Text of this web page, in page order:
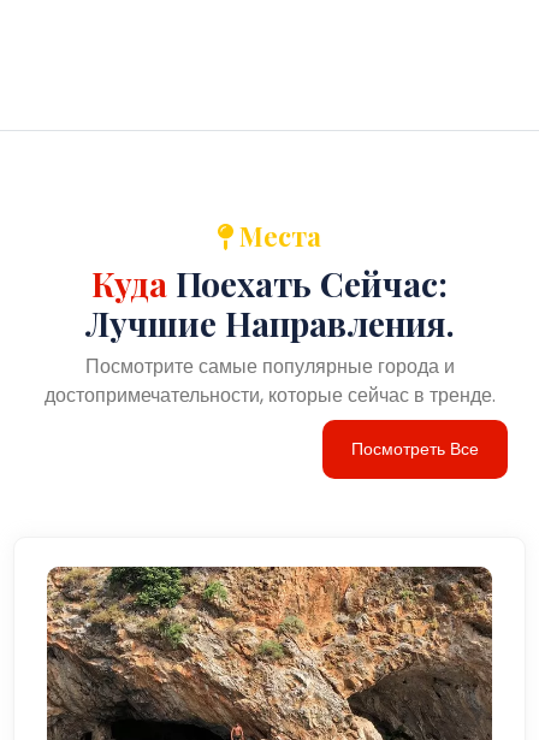
Места
Куда Поехать Сейчас:
Лучшие Направления.
Посмотрите самые популярные города и
достопримечательности, которые сейчас в тренде.
Посмотреть Все